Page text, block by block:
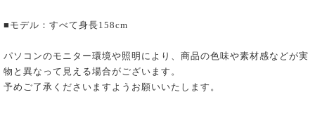
■モデル：すべて身長158cm
パソコンのモニター環境や照明により、商品の色味や素材感などが実
物と異なって見える場合がございます。
予めご了承くださいますようお願いいたします。